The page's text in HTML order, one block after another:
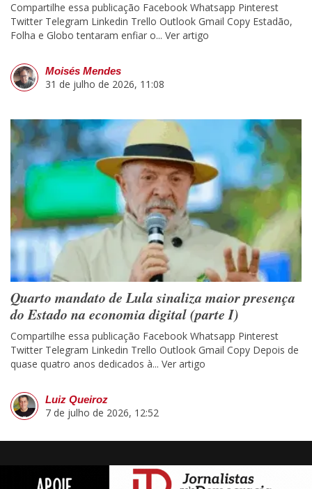
Compartilhe essa publicação Facebook Whatsapp Pinterest
Twitter Telegram Linkedin Trello Outlook Gmail Copy Estadão,
Folha e Globo tentaram enfiar o... Ver artigo
Moisés Mendes
31 de julho de 2026, 11:08
Quarto mandato de Lula sinaliza maior presença
do Estado na economia digital (parte I)
Compartilhe essa publicação Facebook Whatsapp Pinterest
Twitter Telegram Linkedin Trello Outlook Gmail Copy Depois de
quase quatro anos dedicados à... Ver artigo
Luiz Queiroz
7 de julho de 2026, 12:52